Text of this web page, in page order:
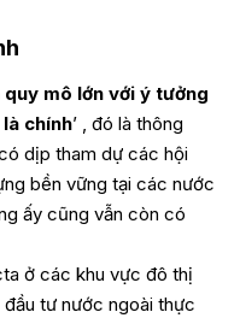
mô lớn với ý tưởng
chính’ , đó là thông
dịp tham dự các hội
bền vững tại các nước
ấy cũng vẫn còn có
ở các khu vực đô thị
tư nước ngoài thực